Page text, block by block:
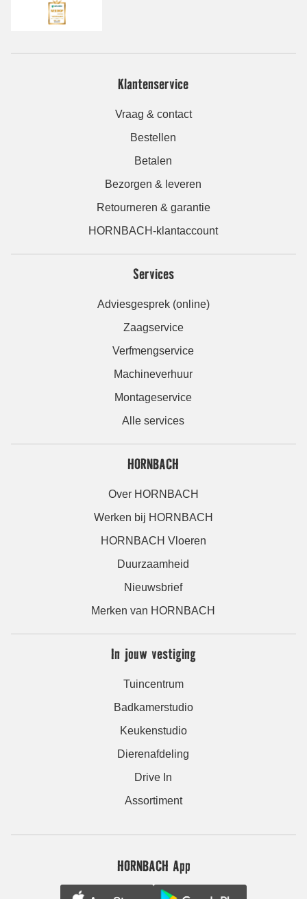
Klantenservice
Vraag & contact
Bestellen
Betalen
Bezorgen & leveren
Retourneren & garantie
HORNBACH-klantaccount
Services
Adviesgesprek (online)
Zaagservice
Verfmengservice
Machineverhuur
Montageservice
Alle services
HORNBACH
Over HORNBACH
Werken bij HORNBACH
HORNBACH Vloeren
Duurzaamheid
Nieuwsbrief
Merken van HORNBACH
In jouw vestiging
Tuincentrum
Badkamerstudio
Keukenstudio
Dierenafdeling
Drive In
Assortiment
HORNBACH App